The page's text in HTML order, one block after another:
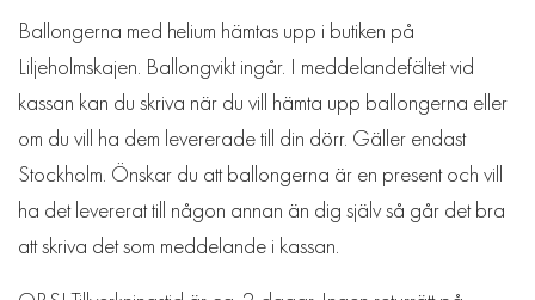
Ballongerna med helium hämtas upp i butiken på
Liljeholmskajen. Ballongvikt ingår. I meddelandefältet vid
kassan kan du skriva när du vill hämta upp ballongerna eller
om du vill ha dem levererade till din dörr. Gäller endast
Stockholm. Önskar du att ballongerna är en present och vill
ha det levererat till någon annan än dig själv så går det bra
att skriva det som meddelande i kassan.